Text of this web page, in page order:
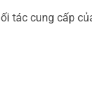
tác cung cấp